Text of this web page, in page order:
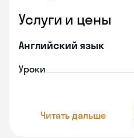
Услуги и цены
Английский язык
Уроки
Читать дальше